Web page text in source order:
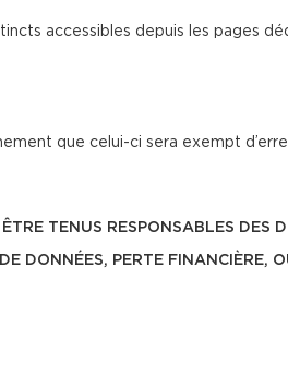
accessibles depuis les pages
que celui-ci sera exempt
TENUS RESPONSABLES DES
DONNÉES, PERTE FINANCIÈRE,